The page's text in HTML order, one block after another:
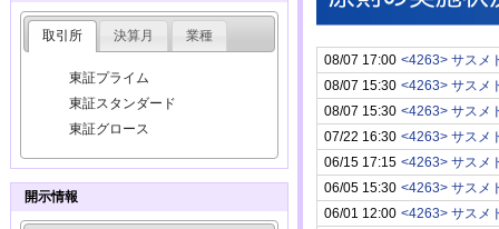
08/07 17:00 <4263> サスメ
08/07 15:30 <4263> サスメ
08/07 15:30 <4263> サスメ
07/22 16:30 <4263> サスメ
06/15 17:15 <4263> サスメ
06/05 15:30 <4263> サスメ
06/01 12:00 <4263> サスメ
取引所 決算月 業種
東証プライム
東証スタンダード
東証グロース
開示情報